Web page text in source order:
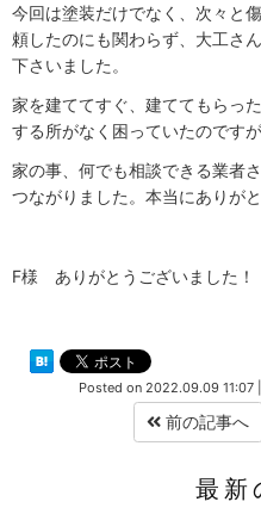
今回は塗装だけでなく、次々と
頼したのにも関わらず、大工さ
下さいました。
家を建ててすぐ、建ててもらっ
する所がなく困っていたのです
家の事、何でも相談できる業者
つながりました。本当にありが
F様 ありがとうございました！
Posted on 2022.09.09 11:07
前の記事へ
最新